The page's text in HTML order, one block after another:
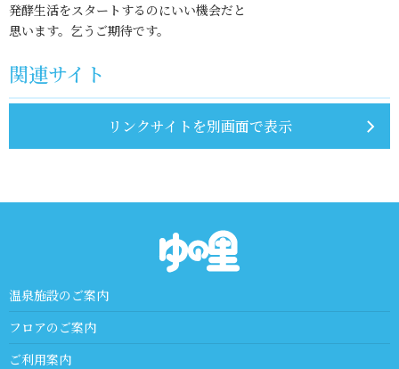
発酵生活をスタートするのにいい機会だと
思います。乞うご期待です。
関連サイト
リンクサイトを別画面で表示
温泉施設のご案内
フロアのご案内
ご利用案内